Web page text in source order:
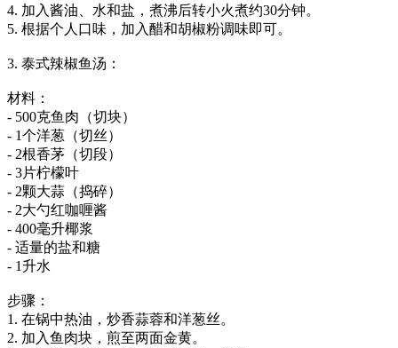
4. 加入酱油、水和盐，煮沸后转小火煮约30分钟。
5. 根据个人口味，加入醋和胡椒粉调味即可。
3. 泰式辣椒鱼汤：
材料：
- 500克鱼肉（切块）
- 1个洋葱（切丝）
- 2根香茅（切段）
- 3片柠檬叶
- 2颗大蒜（捣碎）
- 2大勺红咖喱酱
- 400毫升椰浆
- 适量的盐和糖
- 1升水
步骤：
1. 在锅中热油，炒香蒜蓉和洋葱丝。
2. 加入鱼肉块，煎至两面金黄。